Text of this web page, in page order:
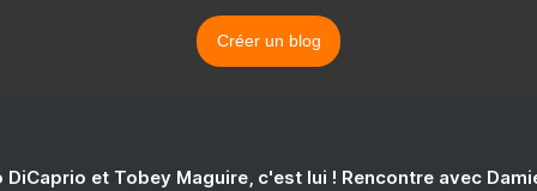
Créer un blog
DiCaprio et Tobey Maguire, c'est lui ! Rencontre avec